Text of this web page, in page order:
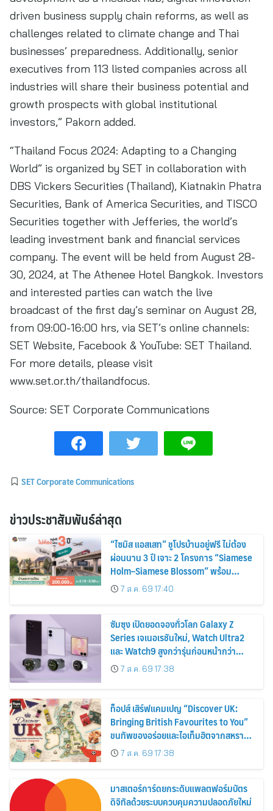
driven business supply chain reforms, as well as
challenges related to climate change and Thai
businesses’ preparedness. Additionally, senior
executives from 113 listed companies across all
industries will share their business potential and
growth prospects with global institutional
investors,” Pakorn added.
“Thailand Focus 2024: Adapting to a Changing
World” is organized by SET in collaboration with
DBS Vickers Securities (Thailand), Kiatnakin Phatra
Securities, Bank of America Securities, and TISCO
Securities together with Jefferies, the world’s
leading investment bank and financial services
company. The event will be held from August 28-
30, 2024, at The Athenee Hotel Bangkok. Investors
and interested parties can watch the live
broadcast of the first day’s seminar on August 28,
from 09:00-16:00 hrs, via SET’s online channels:
SET Website, Facebook & YouTube: SET Thailand.
For more details, please visit
www.set.or.th/thailandfocus.
Source: SET Corporate Communications
SET Corporate Communications
ข่าวประชาสัมพันธ์ล่าสุด
“ไซมิส แอสเสท” ชูโปรบ้านอยู่ฟรี ไม่ต้อง
ผ่อนนาน 3 ปี เจาะ 2 โครงการ “Siamese
Holm–Siamese Blossom” พร้อม
ส่วนลดและสิทธิพิเศษถึง 31 สิงหาคม
2569
7 ส.ค. 69 17:40
ซัมซุง เปิดยอดจองทั่วโลก Galaxy Z
Series เจเนอเรชันใหม่, Watch Ultra2
และ Watch9 สูงกว่ารุ่นก่อนหน้ากว่า
30%7 ส.ค. 69 17:38
ท็อปส์ เสิร์ฟแคมเปญ “Discover UK:
Bringing British Favourites to You”
ขนทัพของอร่อยและไอเท็มฮิตจากสหราช
อาณาจักร ส่งตรงถึงมือตั้งแต่วันนี้ – 18
สิงหาคมนี้
7 ส.ค. 69 17:38
มาสเตอร์การ์ดยกระดับแพลตฟอร์มบัตร
ดิจิทัลด้วยระบบควบคุมความปลอดภัยใหม่